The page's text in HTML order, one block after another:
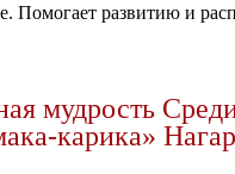
Помогает развитию и
мудрость
карика»